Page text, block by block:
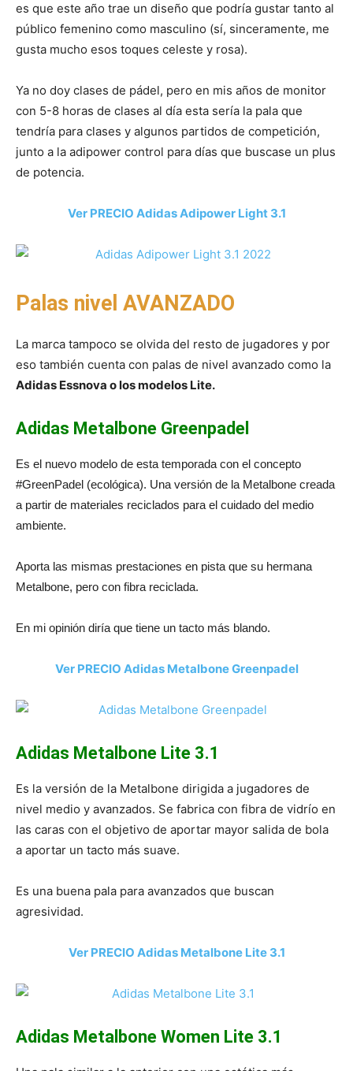
es que este año trae un diseño que podría gustar tanto al
público femenino como masculino (sí, sinceramente, me
gusta mucho esos toques celeste y rosa).
Ya no doy clases de pádel, pero en mis años de monitor
con 5-8 horas de clases al día esta sería la pala que
tendría para clases y algunos partidos de competición,
junto a la adipower control para días que buscase un plus
de potencia.
Ver PRECIO Adidas Adipower Light 3.1
Palas nivel AVANZADO
La marca tampoco se olvida del resto de jugadores y por
eso también cuenta con palas de nivel avanzado como la
Adidas Essnova o los modelos Lite.
Adidas Metalbone Greenpadel
Es el nuevo modelo de esta temporada con el concepto
#GreenPadel (ecológica). Una versión de la Metalbone creada
a partir de materiales reciclados para el cuidado del medio
ambiente.
Aporta las mismas prestaciones en pista que su hermana
Metalbone, pero con fibra reciclada.
En mi opinión diría que tiene un tacto más blando.
Ver PRECIO Adidas Metalbone Greenpadel
Adidas Metalbone Lite 3.1
Es la versión de la Metalbone dirigida a jugadores de
nivel medio y avanzados. Se fabrica con fibra de vidrío en
las caras con el objetivo de aportar mayor salida de bola
a aportar un tacto más suave.
Es una buena pala para avanzados que buscan
agresividad.
Ver PRECIO Adidas Metalbone Lite 3.1
Adidas Metalbone Women Lite 3.1